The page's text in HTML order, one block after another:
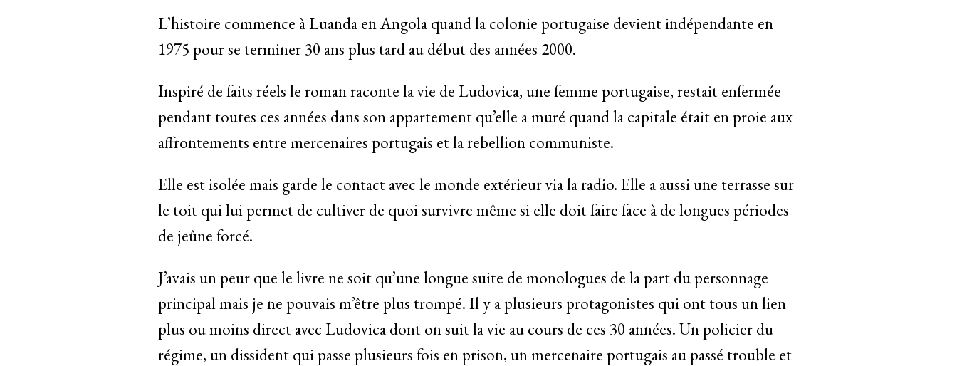
L’histoire commence à Luanda en Angola quand la colonie portugaise devient indépendante en
1975 pour se terminer 30 ans plus tard au début des années 2000.
Inspiré de faits réels le roman raconte la vie de Ludovica, une femme portugaise, restait enfermée
pendant toutes ces années dans son appartement qu’elle a muré quand la capitale était en proie aux
affrontements entre mercenaires portugais et la rebellion communiste.
Elle est isolée mais garde le contact avec le monde extérieur via la radio. Elle a aussi une terrasse sur
le toit qui lui permet de cultiver de quoi survivre même si elle doit faire face à de longues périodes
de jeûne forcé.
J’avais un peur que le livre ne soit qu’une longue suite de monologues de la part du personnage
principal mais je ne pouvais m’être plus trompé. Il y a plusieurs protagonistes qui ont tous un lien
plus ou moins direct avec Ludovica dont on suit la vie au cours de ces 30 années. Un policier du
régime, un dissident qui passe plusieurs fois en prison, un mercenaire portugais au passé trouble et